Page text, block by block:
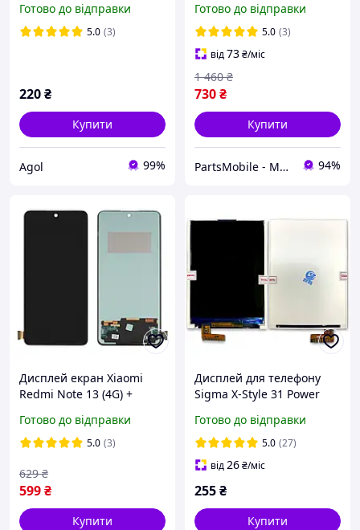
Оригінал (480058602004)
Готово до відправки
5.0 (3)
220₴
Купити
Agol 99%
якості , екран оригінал на
Самсунг А12
Готово до відправки
5.0 (3)
від73₴/міс
730₴
1 460 ₴
Купити
PartsMobile - Магазин запчастин (телефони, планшети, ноутбуки) 94%
Дисплей екран Xiaomi
Redmi Note 13 (4G) +
(гарантія 3 міс.)
Готово до відправки
5.0 (3)
599₴
629 ₴
Купити
Дисплей для телефону
Sigma X-Style 31 Power
Готово до відправки
5.0 (27)
від26₴/міс
255₴
Купити